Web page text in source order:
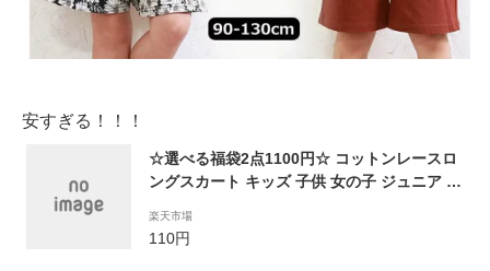
安すぎる！！！
☆選べる福袋2点1100円☆ コットンレースロ
ングスカート キッズ 子供 女の子 ジュニア 花
タグ付き おしゃれ シンプル かわいい 可愛い
ナチュラル ガーリー 春 夏 秋 90-140cm TOR
楽天市場
110円